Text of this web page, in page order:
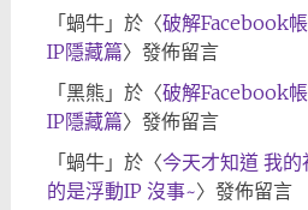
「蝸牛」於〈破解Facebook
IP隱藏篇〉發佈留言
「黑熊 」於〈破解Facebook
IP隱藏篇〉發佈留言
「蝸牛」於〈今天才知道 我
的是浮動IP 沒事~〉發佈留言